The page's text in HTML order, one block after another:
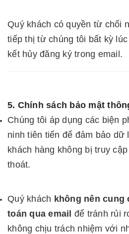
Quý khách có quyền từ chối
tiếp thị từ chúng tôi bất kỳ
kết hủy đăng ký trong email.
5. Chính sách bảo mật
Chúng tôi áp dụng các biện
ninh tiên tiến để đảm bảo dữ
khách hàng không bị truy
thoát.
Quý khách không nên cung
toán qua email để tránh rủi
không chịu trách nhiệm với